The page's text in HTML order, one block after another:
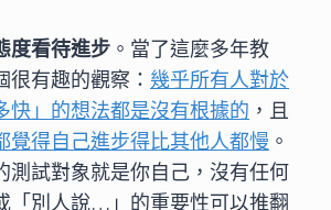
度看待進步 。當了這麼多年教
有趣的觀察： 幾乎所有人對於
快」的想法都是沒有根據的 ，且
覺得自己進步得比其他人都慢 。
測試對象就是你自己，沒有任何
「別人說…」的重要性可以推翻